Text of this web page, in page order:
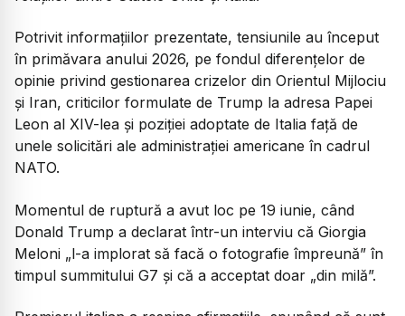
Potrivit informațiilor prezentate, tensiunile au început
în primăvara anului 2026, pe fondul diferențelor de
opinie privind gestionarea crizelor din Orientul Mijlociu
și Iran, criticilor formulate de Trump la adresa Papei
Leon al XIV-lea și poziției adoptate de Italia față de
unele solicitări ale administrației americane în cadrul
NATO.
Momentul de ruptură a avut loc pe 19 iunie, când
Donald Trump a declarat într-un interviu că Giorgia
Meloni „l-a implorat să facă o fotografie împreună” în
timpul summitului G7 și că a acceptat doar „din milă”.